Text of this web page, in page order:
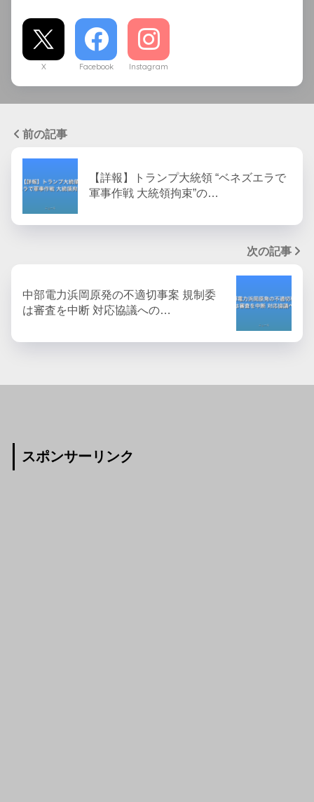
X Facebook Instagram
前の記事
【詳報】トランプ大統領 “ベネズエラで
軍事作戦 大統領拘束”の…
次の記事
中部電力浜岡原発の不適切事案 規制委
は審査を中断 対応協議への…
スポンサーリンク